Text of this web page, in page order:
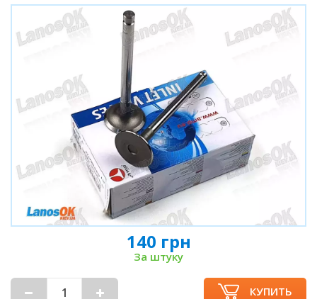
140 грн
За штуку
КУПИТЬ